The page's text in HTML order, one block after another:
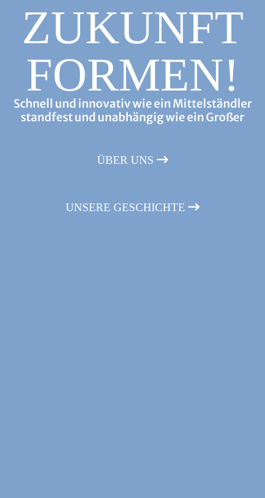
ZUKUNFT
FORMEN!
Schnell und innovativ wie ein Mittelständler
standfest und unabhängig wie ein Großer
ÜBER UNS
UNSERE GESCHICHTE